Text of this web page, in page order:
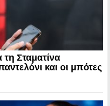
Σταματίνα
και οι μπότες